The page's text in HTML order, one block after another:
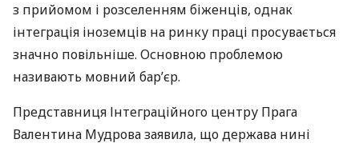
з прийомом і розселенням біженців, однак
інтеграція іноземців на ринку праці просувається
значно повільніше. Основною проблемою
називають мовний бар’єр.
Представниця Інтеграційного центру Прага
Валентина Мудрова заявила, що держава нині